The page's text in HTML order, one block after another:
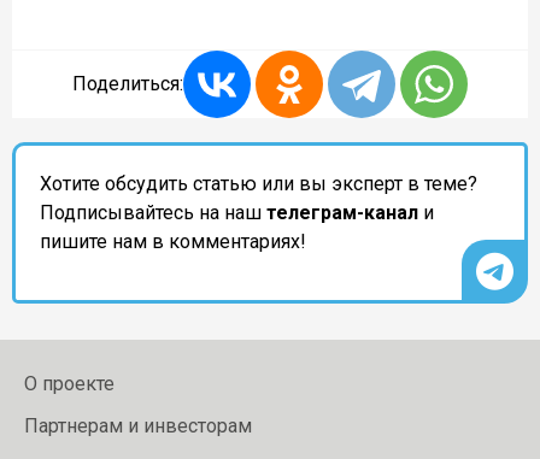
Поделиться:
Хотите обсудить статью или вы эксперт в теме?
Подписывайтесь на наш телеграм-канал и
пишите нам в комментариях!
О проекте
Партнерам и инвесторам